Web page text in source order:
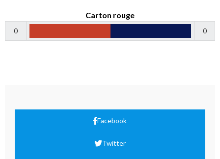
Carton rouge
0 0
Facebook
Twitter